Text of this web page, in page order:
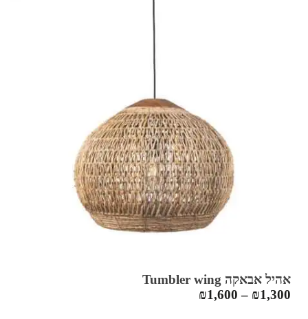
אהיל אבאקה Tumbler wing
₪1,300
–
₪1,600